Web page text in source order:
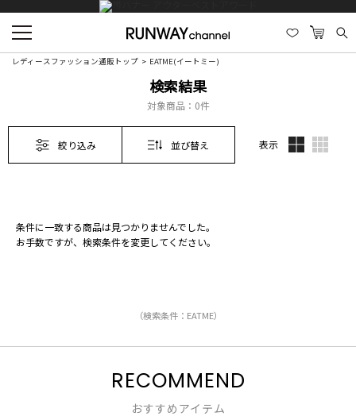
レディースファッション通販トップ EATME(イートミー)
検索結果
対象商品： 0件
絞り込み 並び替え 表示
条件に一致する商品は見つかりませんでした。
お手数ですが、検索条件を変更してください。
（検索条件：EATME）
RECOMMEND
おすすめアイテム